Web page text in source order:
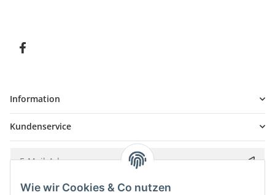
Information
Kundenservice
Bitte senden Sie mir entsprechend IhrerDatenschutzerklärung
Wie wir Cookies & Co nutzen